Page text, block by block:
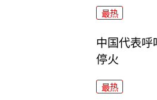
最热
中国代表呼
停火
最热